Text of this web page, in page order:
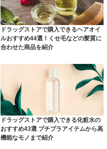
ドラッグストアで購入できるヘアオイ
ルおすすめ44選！くせ毛などの髪質に
合わせた商品を紹介
ドラッグストアで購入できる化粧水の
おすすめ43選 プチプラアイテムから高
機能なモノまで紹介